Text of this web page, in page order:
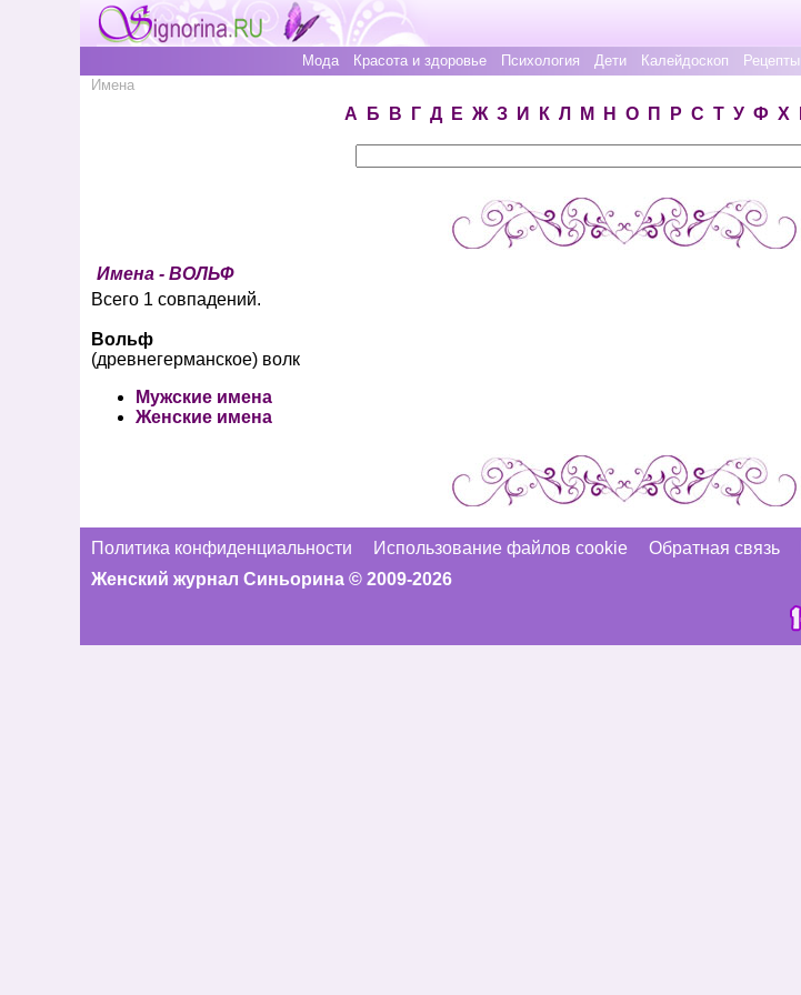
Мода Красота и здоровье Психология Дети Калейдоскоп Рецепты
Имена
А Б В Г Д Е Ж З И К Л М Н О П Р С Т У Ф Х
Имена - ВОЛЬФ
Всего 1 совпадений.
Вольф
(древнегерманское) волк
Мужские имена
Женские имена
Политика конфиденциальности Использование файлов cookie Обратная связь
Женский журнал Синьорина © 2009-2026